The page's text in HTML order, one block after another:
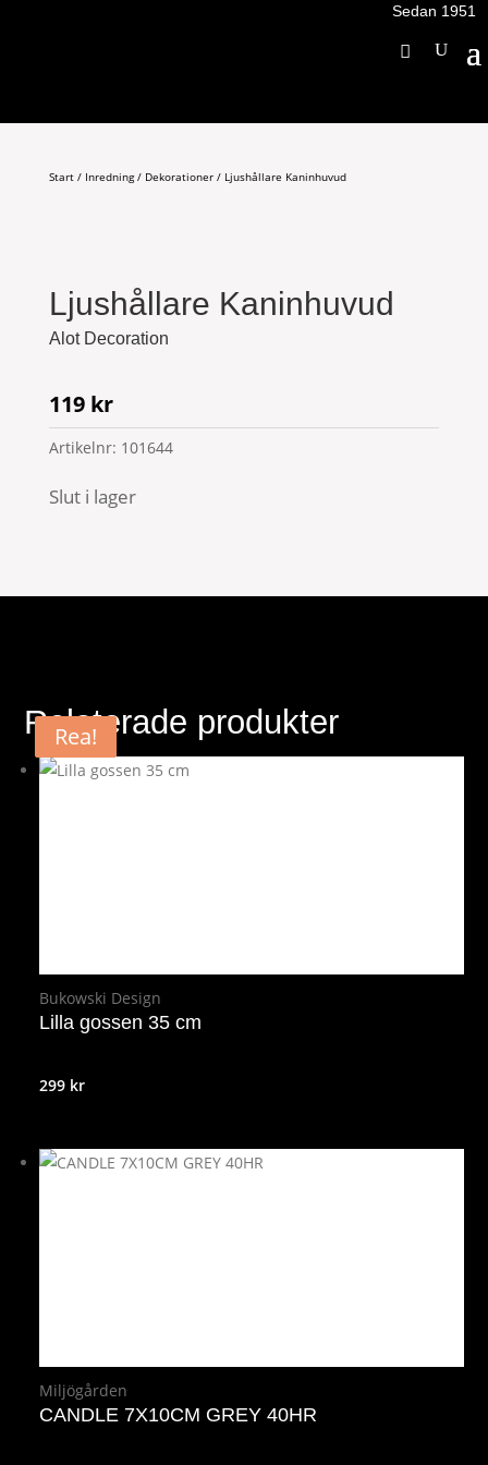
Sedan 1951
Start/ Inredning/ Dekorationer/ Ljushållare Kaninhuvud
Ljushållare Kaninhuvud
Alot Decoration
119 kr
Artikelnr: 101644
Slut i lager
Relaterade produkter
Bukowski Design
Lilla gossen 35 cm
299 kr
Miljögården
CANDLE 7X10CM GREY 40HR
Rea!
Rea!